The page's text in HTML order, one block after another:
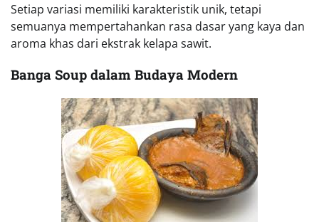
Setiap variasi memiliki karakteristik unik, tetapi
semuanya mempertahankan rasa dasar yang kaya dan
aroma khas dari ekstrak kelapa sawit.
Banga Soup dalam Budaya Modern